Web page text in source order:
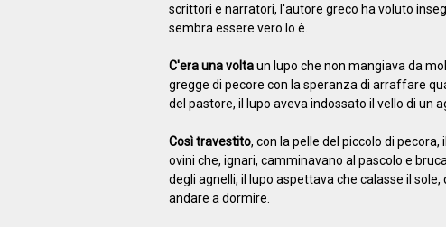
scrittori e narratori, l'autore greco ha voluto
sembra essere vero lo è.
C'era una voltaun lupo che non mangiava da
gregge di pecore con la speranza di arraffare
del pastore, il lupo aveva indossato il vello di un
Così travestito, con la pelle del piccolo di
ovini che, ignari, camminavano al pascolo e
degli agnelli, il lupo aspettava che calasse il
andare a dormire.